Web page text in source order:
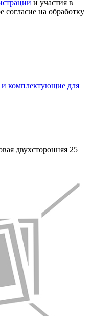
и участия в
согласие на обработку
и комплектующие для
двухсторонняя 25